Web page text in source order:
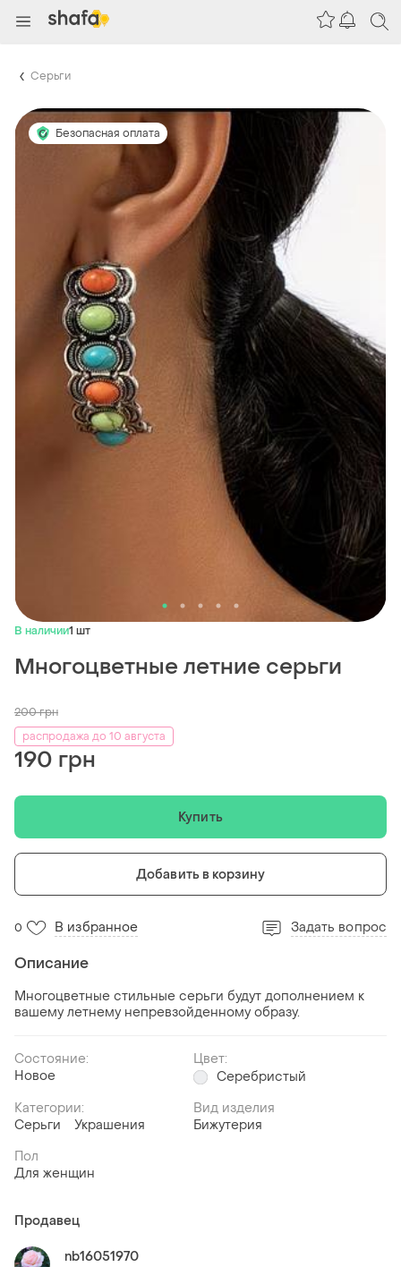
Серьги
Безопасная оплата
В наличии1 шт
Многоцветные летние серьги
200грн
распродажа до 10 августа
190 грн
Купить
Добавить в корзину
0 В избранное Задать вопрос
Описание
Многоцветные стильные серьги будут дополнением к
вашему летнему непревзойденному образу.
Состояние:
Новое
Цвет:
Серебристый
Категории:
Серьги
Украшения
Вид изделия
Бижутерия
Пол
Для женщин
Продавец
nb16051970